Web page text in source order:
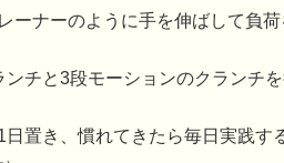
ーナーのように手を伸ばして負荷
チと3段モーションのクランチを
日置き、慣れてきたら毎日実践す